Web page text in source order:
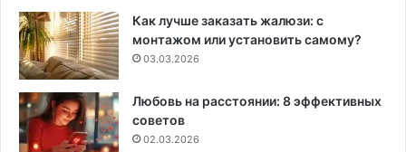
Как лучше заказать жалюзи: с
монтажом или установить самому?
03.03.2026
Любовь на расстоянии: 8 эффективных
советов
02.03.2026